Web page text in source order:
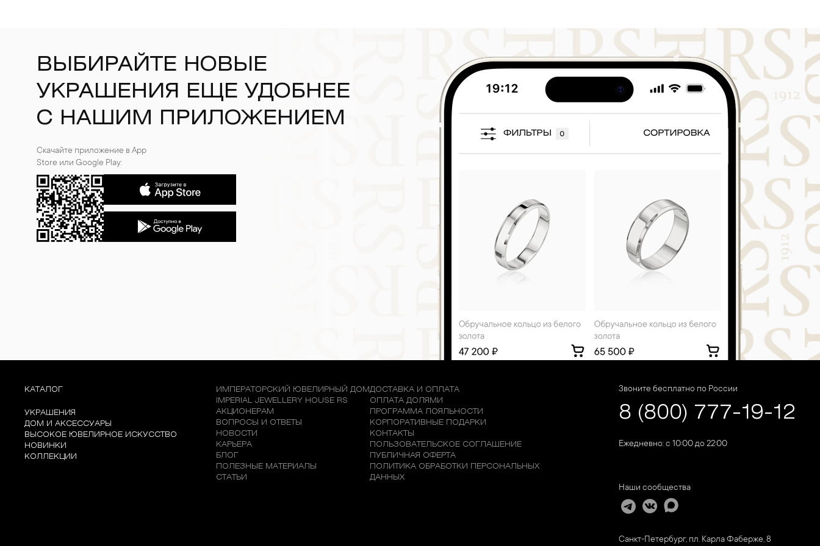
ВЫБИРАЙТЕ НОВЫЕ
УКРАШЕНИЯ ЕЩЕ УДОБНЕЕ
С НАШИМ ПРИЛОЖЕНИЕМ
Скачайте приложение в App
Store или Google Play:
КАТАЛОГ
УКРАШЕНИЯ
ДОМ И АКСЕССУАРЫ
ВЫСОКОЕ ЮВЕЛИРНОЕ ИСКУССТВО
НОВИНКИ
КОЛЛЕКЦИИ
ИМПЕРАТОРСКИЙ ЮВЕЛИРНЫЙ ДОМ
IMPERIAL JEWELLERY HOUSE RS
АКЦИОНЕРАМ
ВОПРОСЫ И ОТВЕТЫ
НОВОСТИ
КАРЬЕРА
БЛОГ
ПОЛЕЗНЫЕ МАТЕРИАЛЫ
СТАТЬИ
ДОСТАВКА И ОПЛАТА
ОПЛАТА ДОЛЯМИ
ПРОГРАММА ЛОЯЛЬНОСТИ
КОРПОРАТИВНЫЕ ПОДАРКИ
КОНТАКТЫ
ПОЛЬЗОВАТЕЛЬСКОЕ СОГЛАШЕНИЕ
ПУБЛИЧНАЯ ОФЕРТА
ПОЛИТИКА ОБРАБОТКИ ПЕРСОНАЛЬНЫХ
ДАННЫХ
Звоните бесплатно по России
8 (800) 777-19-12
Ежедневно: с 10:00 до 22:00
Наши сообщества
Санкт-Петербург, пл. Карла Фаберже, 8